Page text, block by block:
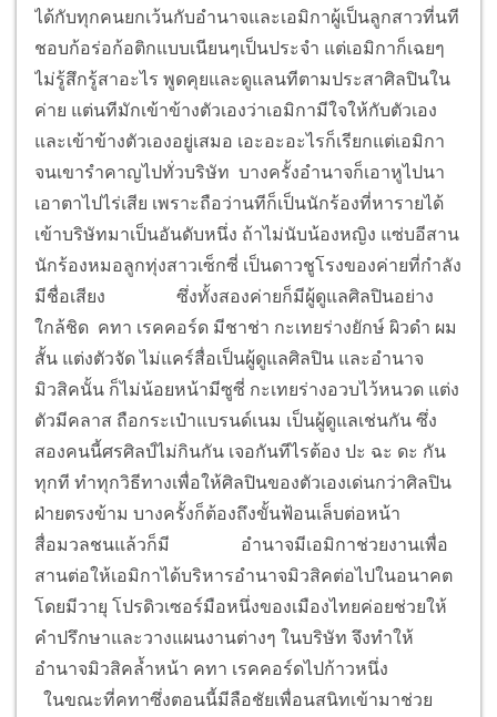
ได้กับทุกคนยกเว้นกับอำนาจและเอมิกาผู้เป็นลูกสาวที่นที
ชอบก้อร่อก้อติกแบบเนียนๆเป็นประจำ แต่เอมิกาก็เฉยๆ
ไม่รู้สึกรู้สาอะไร พูดคุยและดูแลนทีตามประสาศิลปินใน
ค่าย แต่นทีมักเข้าข้างตัวเองว่าเอมิกามีใจให้กับตัวเอง
และเข้าข้างตัวเองอยู่เสมอ เอะอะอะไรก็เรียกแต่เอมิกา
จนเขารำคาญไปทั่วบริษัท บางครั้งอำนาจก็เอาหูไปนา
เอาตาไปไร่เสีย เพราะถือว่านทีก็เป็นนักร้องที่หารายได้
เข้าบริษัทมาเป็นอันดับหนึ่ง ถ้าไม่นับน้องหญิง แซ่บอีสาน
นักร้องหมอลูกทุ่งสาวเซ็กซี่ เป็นดาวชูโรงของค่ายที่กำลัง
มีชื่อเสียง
ซึ่งทั้งสองค่ายก็มีผู้ดูแลศิลปินอย่าง
ใกล้ชิด คทา เรคคอร์ด มีชาช่า กะเทยร่างยักษ์ ผิวดำ ผม
สั้น แต่งตัวจัด ไม่แคร์สื่อเป็นผู้ดูแลศิลปิน และอำนาจ
มิวสิคนั้น ก็ไม่น้อยหน้ามีซูซี่ กะเทยร่างอวบไว้หนวด แต่ง
ตัวมีคลาส ถือกระเป๋าแบรนด์เนม เป็นผู้ดูแลเช่นกัน ซึ่ง
สองคนนี้ศรศิลป์ไม่กินกัน เจอกันทีไรต้อง ปะ ฉะ ดะ กัน
ทุกที ทำทุกวิธีทางเพื่อให้ศิลปินของตัวเองเด่นกว่าศิลปิน
ฝ่ายตรงข้าม บางครั้งก็ต้องถึงขั้นฟ้อนเล็บต่อหน้า
สื่อมวลชนแล้วก็มี
อำนาจมีเอมิกาช่วยงานเพื่อ
สานต่อให้เอมิกาได้บริหารอำนาจมิวสิคต่อไปในอนาคต
โดยมีวายุ โปรดิวเซอร์มือหนึ่งของเมืองไทยค่อยช่วยให้
คำปรึกษาและวางแผนงานต่างๆ ในบริษัท จึงทำให้
อำนาจมิวสิคล้ำหน้า คทา เรคคอร์ดไปก้าวหนึ่ง
ในขณะที่คทาซึ่งตอนนี้มีลือชัยเพื่อนสนิทเข้ามาช่วย